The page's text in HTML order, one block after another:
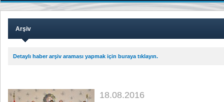
Arşiv
Detaylı haber arşiv araması yapmak için buraya tıklayın.
18.08.2016